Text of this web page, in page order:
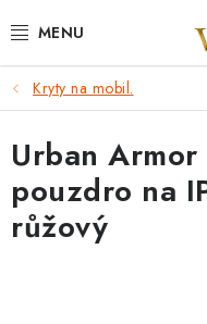
na
KRYTY NA MOBIL.
OCHRANA DISPLEJE -
KABELY A NABÍJEČKY
Kryty na mobil.
Urban
pouzdro na
růžový